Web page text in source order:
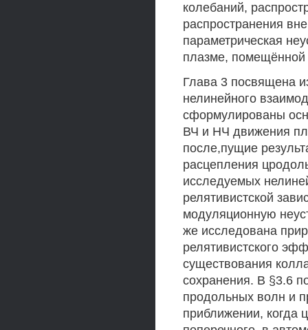
колебаний,
распространения
параметрическая
плазме, помещённой
Глава 3 посвящена
нелинейного
сформулированы
ВЧ и НЧ движения
после,пущие
расцепления
исследуемых
релятивистской
модуляционную
же исследована
релятивистского
существования
сохранения. В §3.6
продольных волн и
приближении, когда